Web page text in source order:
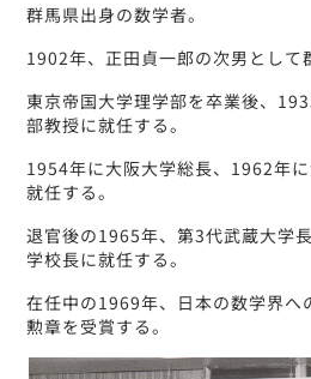
群馬県出身の数学者。
1902年、正田貞一郎の次男として
東京帝国大学理学部を卒業後、
部教授に就任する。
1954年に大阪大学総長、1962年
就任する。
退官後の1965年、第3代武蔵大学
学校長に就任する。
在任中の1969年、日本の数学界へ
勲章を受賞する。